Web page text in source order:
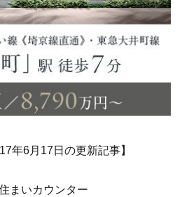
年6月17日の更新記事】
まいカウンター